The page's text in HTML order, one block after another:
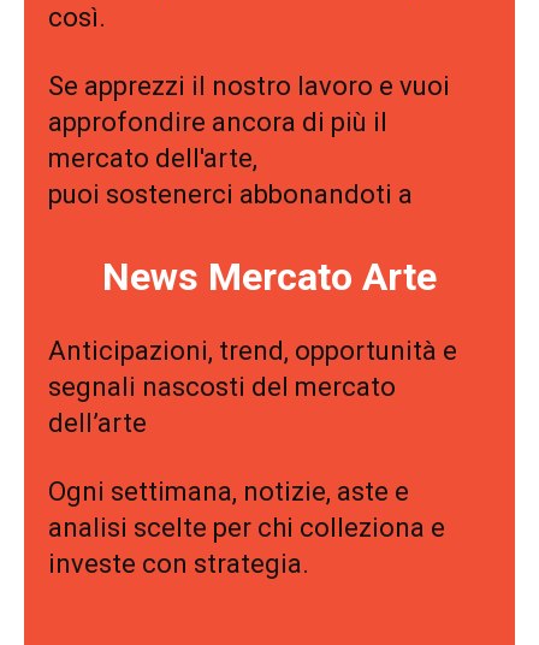
così.
Se apprezzi il nostro lavoro e vuoi
approfondire ancora di più il
mercato dell'arte,
puoi sostenerci abbonandoti a
News Mercato Arte
Anticipazioni, trend, opportunità e
segnali nascosti del mercato
dell’arte
Ogni settimana, notizie, aste e
analisi scelte per chi colleziona e
investe con strategia.